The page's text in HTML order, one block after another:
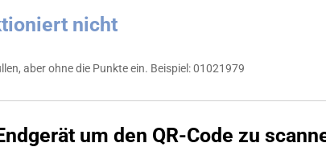
nicht
aber ohne die Punkte ein. Beispiel: 01021979
um den QR-Code zu